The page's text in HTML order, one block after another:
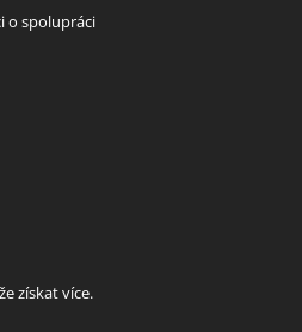
o spolupráci
získat více.